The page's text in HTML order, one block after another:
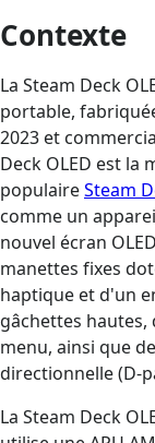
Contexte
La Steam Deck
portable,
2023 et
Deck OLED est la
populaireSteam
comme un
nouvel écran
manettes fixes
haptique et d'un
gâchettes
menu, ainsi que
directionnelle (D-
La Steam Deck